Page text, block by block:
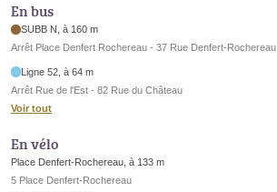
En bus
SUBB N, à 160 m
Arrêt Place Denfert Rochereau - 37 Rue Denfert-Rochereau
Ligne 52, à 64 m
Arrêt Rue de l'Est - 82 Rue du Château
Voir tout
En vélo
Place Denfert-Rochereau, à 133 m
5 Place Denfert-Rochereau